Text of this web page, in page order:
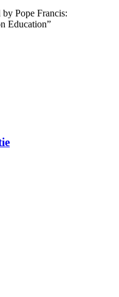
Pope Francis:
Education”